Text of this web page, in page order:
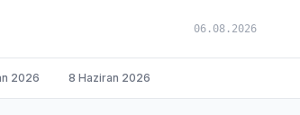
06.08.2026
2026 8 Haziran 2026